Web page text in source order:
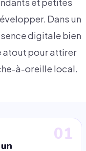
et petites
Dans un
digitale bien
atout pour attirer
à-oreille local.
01